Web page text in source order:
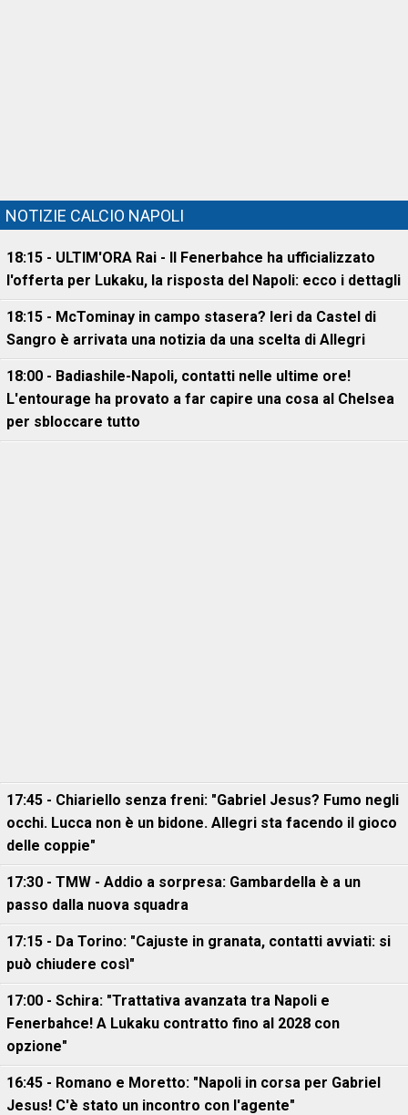
NOTIZIE CALCIO NAPOLI
18:15 - ULTIM'ORA Rai - Il Fenerbahce ha ufficializzato
l'offerta per Lukaku, la risposta del Napoli: ecco i dettagli
18:15 - McTominay in campo stasera? Ieri da Castel di
Sangro è arrivata una notizia da una scelta di Allegri
18:00 - Badiashile-Napoli, contatti nelle ultime ore!
L'entourage ha provato a far capire una cosa al Chelsea
per sbloccare tutto
17:45 - Chiariello senza freni: "Gabriel Jesus? Fumo negli
occhi. Lucca non è un bidone. Allegri sta facendo il gioco
delle coppie"
17:30 - TMW - Addio a sorpresa: Gambardella è a un
passo dalla nuova squadra
17:15 - Da Torino: "Cajuste in granata, contatti avviati: si
può chiudere così"
17:00 - Schira: "Trattativa avanzata tra Napoli e
Fenerbahce! A Lukaku contratto fino al 2028 con
opzione"
16:45 - Romano e Moretto: "Napoli in corsa per Gabriel
Jesus! C'è stato un incontro con l'agente"